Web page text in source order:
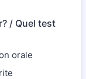
/ Quel test
orale